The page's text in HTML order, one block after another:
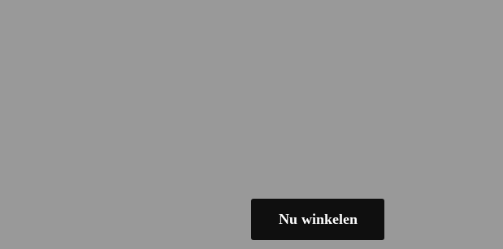
Nu winkelen